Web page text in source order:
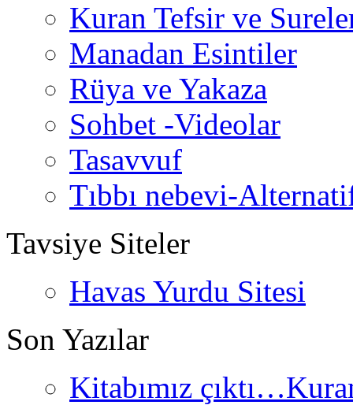
Kuran Tefsir ve
Manadan Esintiler
Rüya ve Yakaza
Sohbet -Videolar
Tasavvuf
Tıbbı nebevi-
Tavsiye Siteler
Havas Yurdu Sitesi
Son Yazılar
Kitabımız